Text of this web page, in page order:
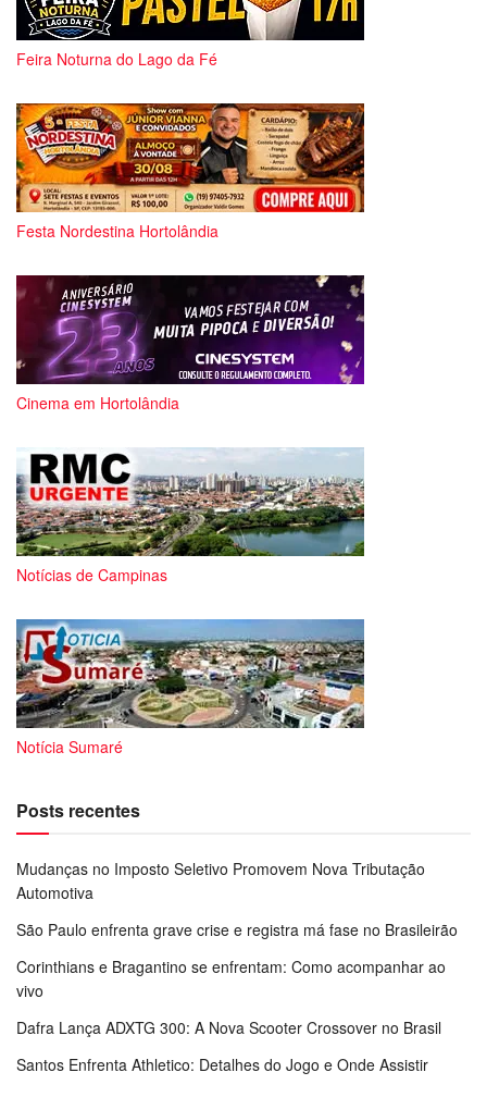
Feira Noturna do Lago da Fé
Festa Nordestina Hortolândia
Cinema em Hortolândia
Notícias de Campinas
Notícia Sumaré
Posts recentes
Mudanças no Imposto Seletivo Promovem Nova Tributação
Automotiva
São Paulo enfrenta grave crise e registra má fase no Brasileirão
Corinthians e Bragantino se enfrentam: Como acompanhar ao
vivo
Dafra Lança ADXTG 300: A Nova Scooter Crossover no Brasil
Santos Enfrenta Athletico: Detalhes do Jogo e Onde Assistir